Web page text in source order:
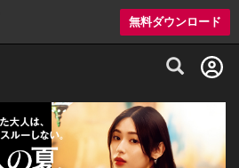
無料ダウンロード
グルメ情報・プレミアムレストラン予約